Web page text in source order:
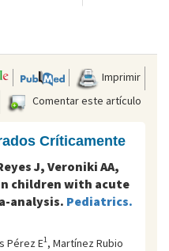
Imprimir
Comentar este artículo
Críticamente
J, Veroniki AA,
children with acute
analysis. Pediatrics.
Pérez E1, Martínez Rubio